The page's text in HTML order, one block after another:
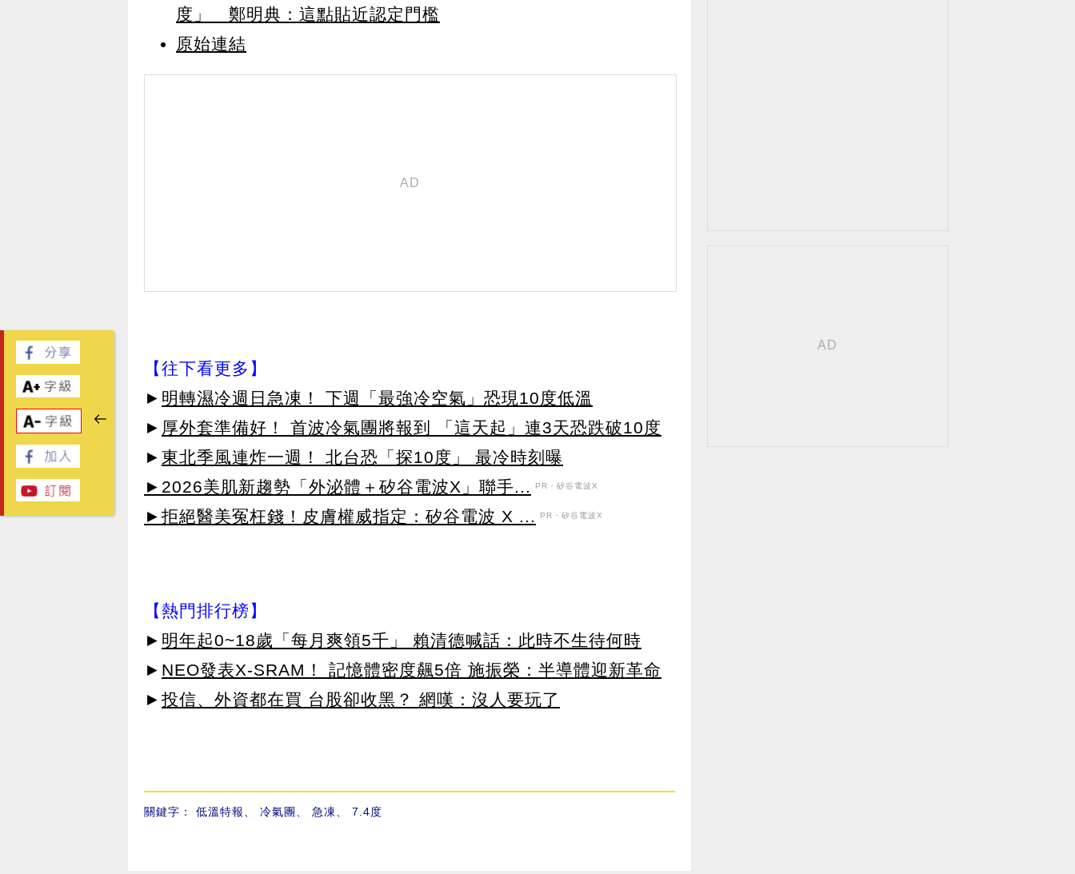
度」 鄭明典：這點貼近認定門檻
原始連結
【往下看更多】
► 明轉濕冷週日急凍！ 下週「最強冷空氣」恐現10度低溫
► 厚外套準備好！ 首波冷氣團將報到 「這天起」連3天恐跌破10度
► 東北季風連炸一週！ 北台恐「探10度」 最冷時刻曝
►2026美肌新趨勢「外泌體＋矽谷電波X」聯手...
PR・矽谷電波X
►拒絕醫美冤枉錢！皮膚權威指定：矽谷電波 X ... PR・矽谷電波X
【熱門排行榜】
► 明年起0~18歲「每月爽領5千」 賴清德喊話：此時不生待何時
► NEO發表X-SRAM！ 記憶體密度飆5倍 施振榮：半導體迎新革命
► 投信、外資都在買 台股卻收黑？ 網嘆：沒人要玩了
關鍵字： 低溫特報 冷氣團 急凍 7.4度